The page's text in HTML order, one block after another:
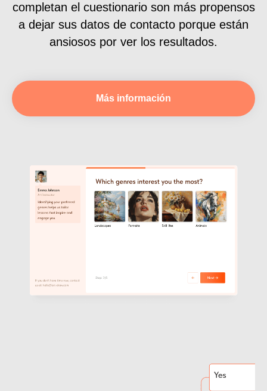
completan el cuestionario son más propensos
a dejar sus datos de contacto porque están
ansiosos por ver los resultados.
Más información